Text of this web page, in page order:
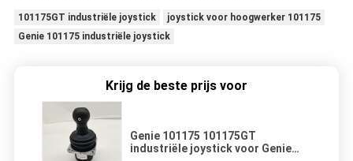
101175GT industriële joystick
joystick voor hoogwerker 101175
Genie 101175 industriële joystick
Krijg de beste prijs voor
Genie 101175 101175GT
industriële joystick voor Genie